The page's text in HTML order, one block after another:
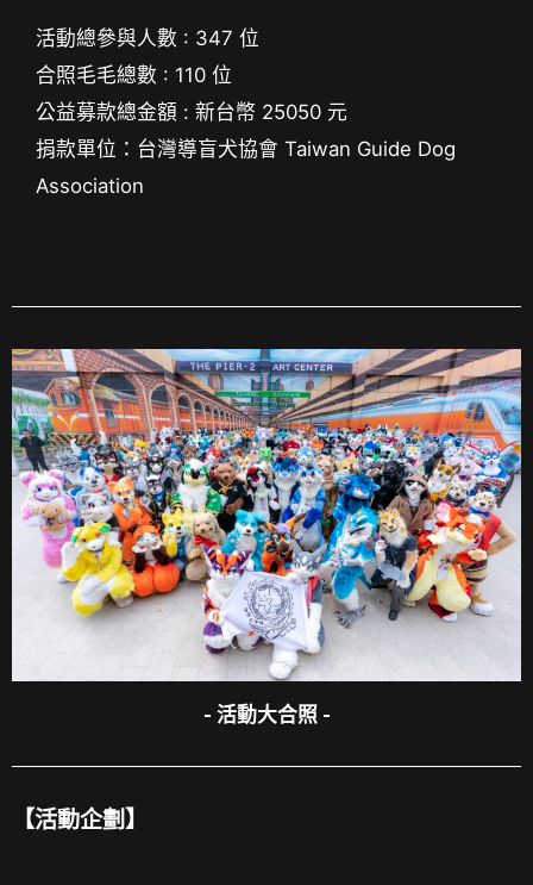
活動總參與人數 : 347 位
合照毛毛總數 : 110 位
公益募款總金額 : 新台幣 25050 元
捐款單位：台灣導盲犬協會 Taiwan Guide Dog
Association
- 活動大合照 -
【活動企劃】